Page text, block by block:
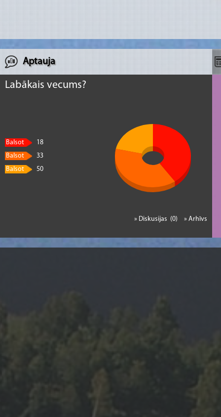
Aptauja
Labākais vecums?
Balsot
18
Balsot
33
Balsot
50
» Arhīvs
» Diskusijas (0)